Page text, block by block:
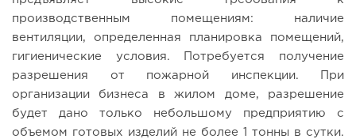
производственным помещениям: наличие
вентиляции, определенная планировка помещений,
гигиенические условия. Потребуется получение
разрешения от пожарной инспекции. При
организации бизнеса в жилом доме, разрешение
будет дано только небольшому предприятию с
объемом готовых изделий не более 1 тонны в сутки.